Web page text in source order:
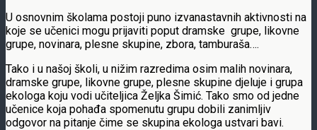
U osnovnim školama postoji puno izvanastavnih aktivnosti na
koje se učenici mogu prijaviti poput dramske grupe, likovne
grupe, novinara, plesne skupine, zbora, tamburaša….
Tako i u našoj školi, u nižim razredima osim malih novinara,
dramske grupe, likovne grupe, plesne skupine djeluje i grupa
ekologa koju vodi učiteljica Željka Šimić. Tako smo od jedne
učenice koja pohađa spomenutu grupu dobili zanimljiv
odgovor na pitanje čime se skupina ekologa ustvari bavi.